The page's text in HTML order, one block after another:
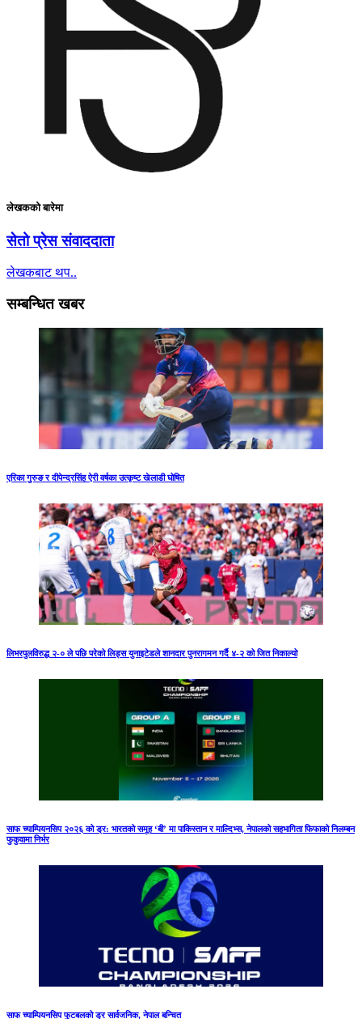
लेखकको बारेमा
सेतो प्रेस संवाददाता
लेखकबाट थप..
सम्बन्धित खबर
एरिका गुरुङ र दीपेन्द्रसिंह ऐरी वर्षका उत्कृष्ट खेलाडी घोषित
लिभरपुलविरुद्ध २-० ले पछि परेको लिड्स युनाइटेडले शानदार पुनरागमन गर्दै ४-२ को जित निकाल्यो
साफ च्याम्पियनसिप २०२६ को ड्र: भारतको समूह ‘बी’ मा पाकिस्तान र माल्दिभ्स, नेपालको सहभागिता फिफाको निलम्बन
फुकुवामा निर्भर
साफ च्याम्पियनसिप फुटबलको ड्र सार्वजनिक, नेपाल बन्चित